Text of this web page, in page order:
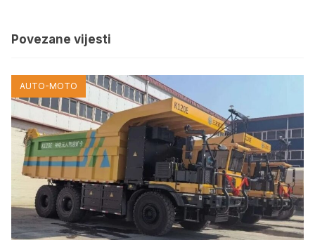
Povezane vijesti
AUTO-MOTO